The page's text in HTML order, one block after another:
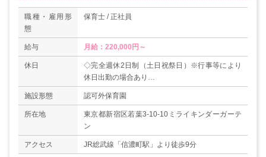
職種・雇用形
態
保育士 / 正社員
給与 月給：220,000円～
休日
◇完全週休2日制（土日祝祭日）※行事等により
休日出勤の場合あり
◇GW
◇夏季休暇
◇年末年始（1週間）
◇3月末の2日間
◇有給休暇
◇年間休日数121日
施設形態 認可外保育園
所在地
東京都新宿区若葉3-10-10ミライキンダーガーテ
ン
アクセス JR総武線「信濃町駅」より徒歩9分